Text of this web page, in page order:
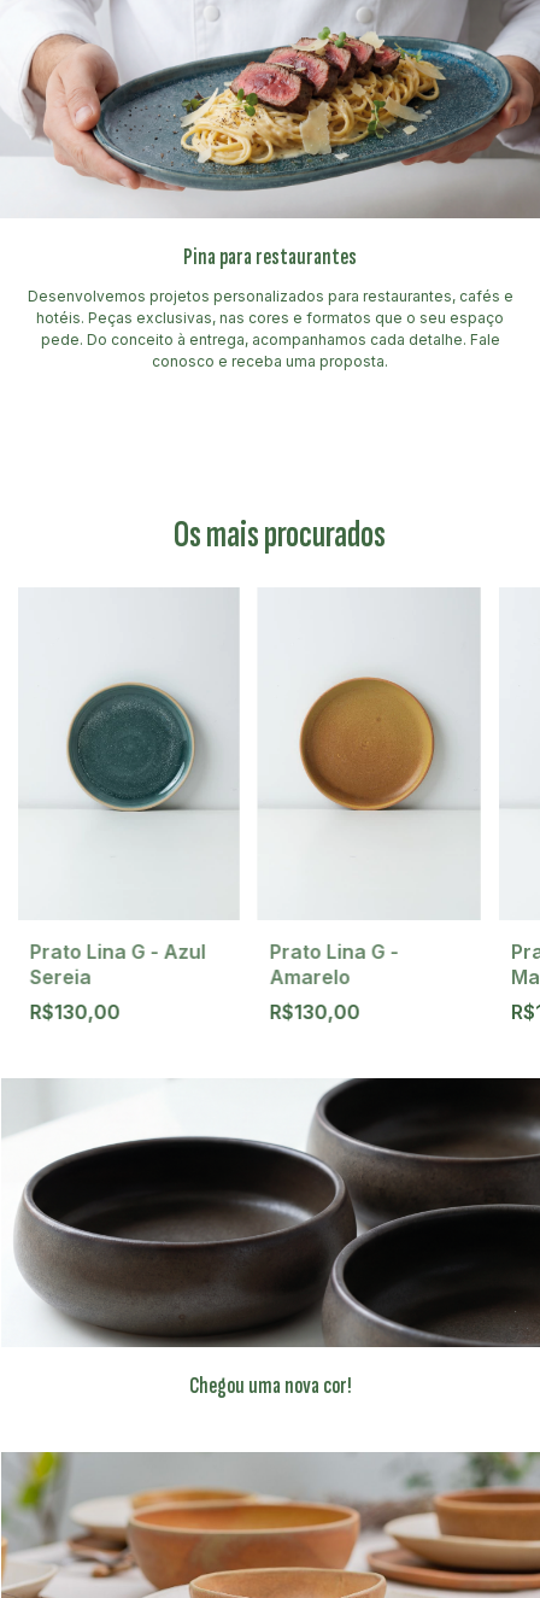
Pina para restaurantes
Desenvolvemos projetos personalizados para restaurantes, cafés e
hotéis. Peças exclusivas, nas cores e formatos que o seu espaço
pede. Do conceito à entrega, acompanhamos cada detalhe. Fale
conosco e receba uma proposta.
Os mais procurados
Prato Lina G - Azul
Sereia
R$130,00
Prato Lina G -
Amarelo
R$130,00
Chegou uma nova cor!